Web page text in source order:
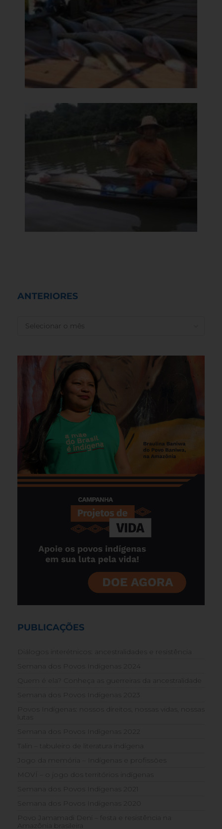
ANTERIORES
PUBLICAÇÕES
Diálogos interétnicos: ancestralidades e resistência
Semana dos Povos Indígenas 2024
Quem é ela? Conheça as guerreiras da ancestralidade
Semana dos Povos Indígenas 2023
Povos Indígenas: nossos direitos, nossas vidas, nossas
lutas
Semana dos Povos Indígenas 2022
Talin – tabuleiro de literatura indígena
Jogo da memória – Indígenas e profissões
MOVÍ – o jogo dos territórios indígenas
Semana dos Povos Indígenas 2021
Semana dos Povos Indígenas 2020
Povo Jamamadi Deni – festa e resistência na
Amazônia brasileira